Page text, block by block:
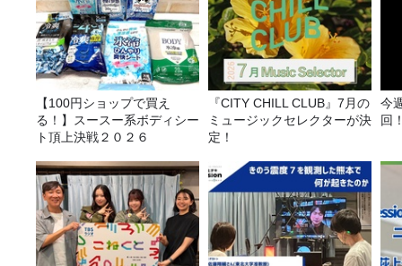
【100円ショップで買え
る！】スースー系ボディシー
ト頂上決戦２０２６
『CITY CHILL CLUB』7月の
ミュージックセレクターが決
定！
今
回！